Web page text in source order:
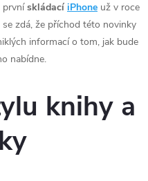
prvnískládací iPhone už v roce
zdá, že příchod této novinky
informací o tom, jak bude
nabídne.
knihy a